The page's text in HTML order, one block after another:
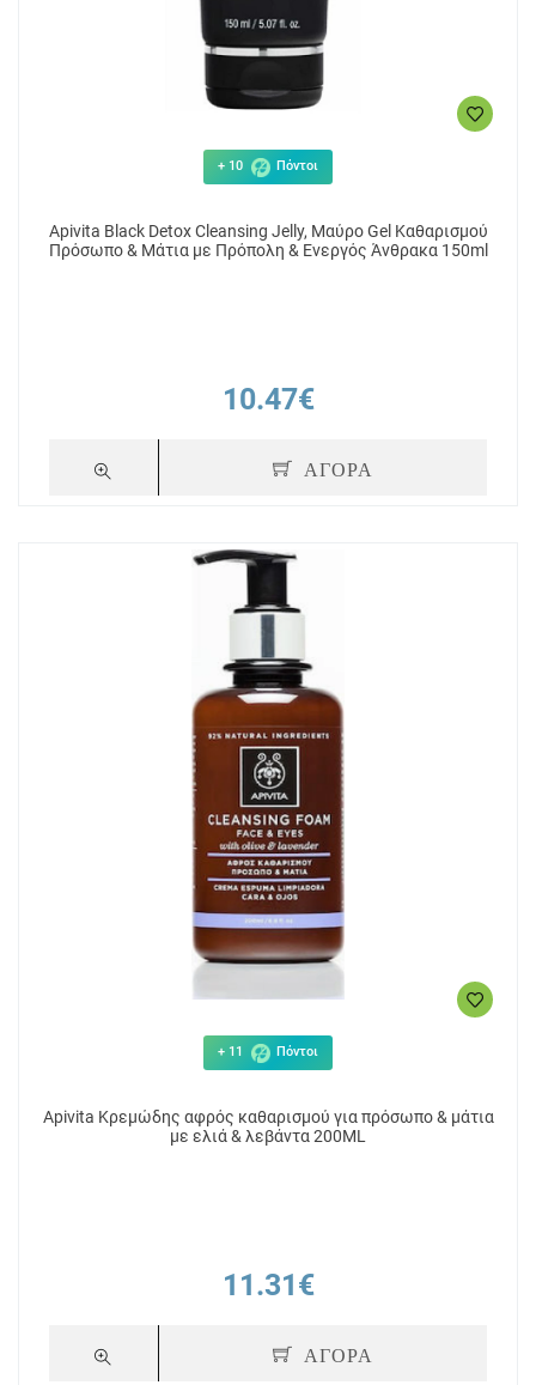
+ 4 Πόντοι
Apivita Cleansing Black Detox
Καθαρισμού Ενεργός Άνθρακας &
Προπόλη για Πρόσωπο & Μάτια, 50ml
3.97€
ΑΓΟΡΑ
+ 10 Πόντοι
Apivita Black Detox Cleansing Jelly, Μαύρο Gel Καθαρισμού
Πρόσωπο & Μάτια με Πρόπολη & Ενεργός Άνθρακα 150ml
10.47€
ΑΓΟΡΑ
+ 11 Πόντοι
Apivita Κρεμώδης αφρός καθαρισμού για πρόσωπο & μάτια
με ελιά & λεβάντα 200ML
11.31€
ΑΓΟΡΑ